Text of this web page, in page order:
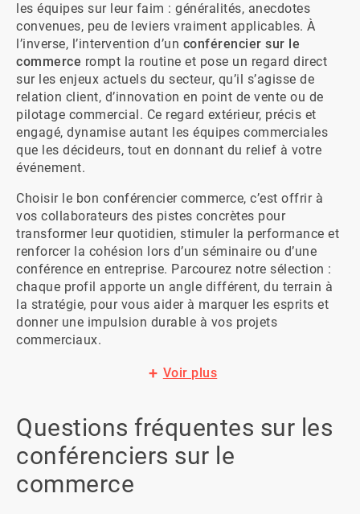
les équipes sur leur faim : généralités, anecdotes
convenues, peu de leviers vraiment applicables. À
l’inverse, l’intervention d’un conférencier sur le
commerce rompt la routine et pose un regard direct
sur les enjeux actuels du secteur, qu’il s’agisse de
relation client, d’innovation en point de vente ou de
pilotage commercial. Ce regard extérieur, précis et
engagé, dynamise autant les équipes commerciales
que les décideurs, tout en donnant du relief à votre
événement.
Choisir le bon conférencier commerce, c’est offrir à
vos collaborateurs des pistes concrètes pour
transformer leur quotidien, stimuler la performance et
renforcer la cohésion lors d’un séminaire ou d’une
conférence en entreprise. Parcourez notre sélection :
chaque profil apporte un angle différent, du terrain à
la stratégie, pour vous aider à marquer les esprits et
donner une impulsion durable à vos projets
commerciaux.
Voir plus
Questions fréquentes sur les
conférenciers sur le
commerce